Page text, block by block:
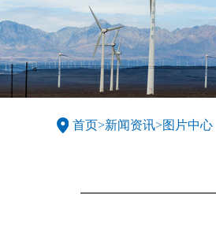
首页>新闻资讯>图片中心